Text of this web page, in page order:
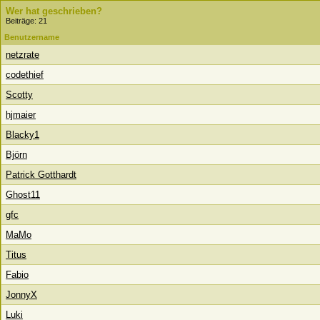
Wer hat geschrieben?
Beiträge: 21
Benutzername
netzrate
codethief
Scotty
hjmaier
Blacky1
Björn
Patrick Gotthardt
Ghost11
gfc
MaMo
Titus
Fabio
JonnyX
Luki